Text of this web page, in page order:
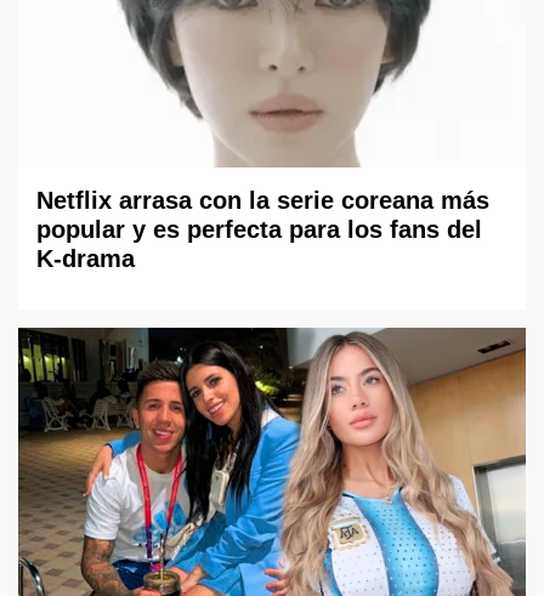
Netflix arrasa con la serie coreana más
popular y es perfecta para los fans del
K-drama